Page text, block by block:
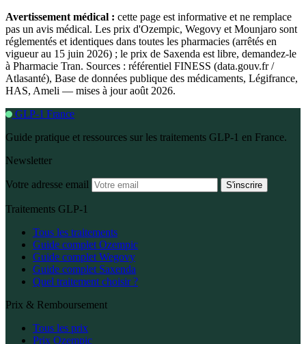
Avertissement médical : cette page est informative et ne remplace
pas un avis médical. Les prix d'Ozempic, Wegovy et Mounjaro sont
réglementés et identiques dans toutes les pharmacies (arrêtés en
vigueur au 15 juin 2026) ; le prix de Saxenda est libre, demandez-le
à Pharmacie Tran. Sources : référentiel FINESS (data.gouv.fr /
Atlasanté), Base de données publique des médicaments, Légifrance,
HAS, Ameli — mises à jour août 2026.
GLP-1 France
Guide pratique et ressources sur les traitements GLP-1 en France.
Newsletter
Votre adresse email S'inscrire
Traitements GLP-1
Tous les traitements
Guide complet Ozempic
Guide complet Wegovy
Guide complet Saxenda
Quel traitement choisir ?
Prix & Remboursement
Tous les prix
Prix Ozempic